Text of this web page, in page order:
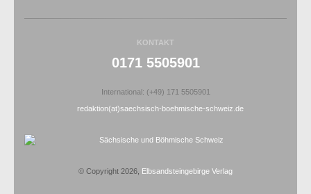
KONTAKT
0171 5505901
International: (+49) 171 5505901
redaktion(at)saechsisch-boehmische-schweiz.de
© Copyright 2026, Elbsandsteingebirge Verlag